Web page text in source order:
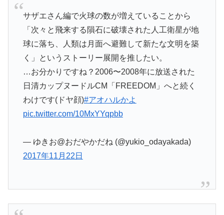
サザエさん編で火球の数が増えていることから
「次々と飛来する隕石に破壊された人工衛星が地
球に落ち、人類は月面へ避難して新たな文明を築
く」というストーリー展開を推したい。
…お分かりですね？2006〜2008年に放送された
日清カップヌードルCM「FREEDOM」へと続く
わけです(ドヤ顔)#アオハルかよ
pic.twitter.com/10MxYYqpbb
— ゆきお@おだやかだね (@yukio_odayakada)
2017年11月22日